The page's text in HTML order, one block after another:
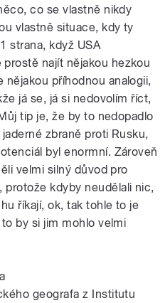
co se vlastně nikdy
vlastně situace, kdy ty
strana, když USA
najít nějakou hezkou
nějakou příhodnou analogii,
já se, já si nedovolím říct,
tip je, že by to nedopadlo
zbraně proti Rusku,
byl enormní. Zároveň
velmi silný důvod pro
kdyby neudělali nic,
říkají, ok, tak tohle to je
by si jim mohlo velmi
geografa z Institutu